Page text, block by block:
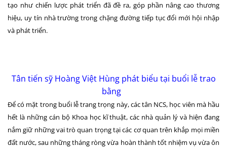
tạo như chiến lược phát triển đã đề ra, góp phần nâng cao thương
hiệu, uy tín nhà trường trong chặng đường tiếp tục đổi mới hội nhập
và phát triển.
Tân tiến sỹ Hoàng Việt Hùng phát biểu tại buổi lễ trao
bằng
Để có mặt trong buổi lễ trang trọng này, các tân NCS, học viên mà hầu
hết là những cán bộ Khoa học kĩ thuật, các nhà quản lý và hiện đang
nắm giữ những vai trò quan trọng tại các cơ quan trên khắp mọi miền
đất nước, sau những tháng ròng vừa hoàn thành tốt nhiệm vụ vừa ôn